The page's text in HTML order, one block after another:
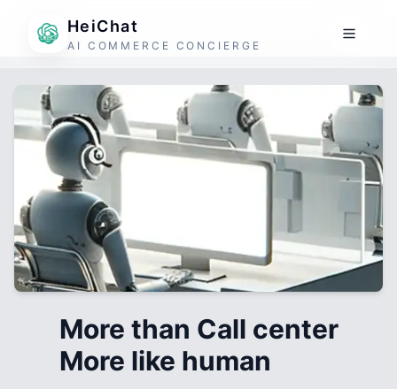
HeiChat
AI COMMERCE CONCIERGE
More than Call center
More like human